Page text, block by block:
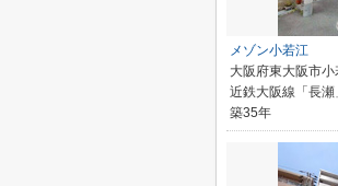
メゾン小若江
大阪府東大阪市小
近鉄大阪線「長
築35年